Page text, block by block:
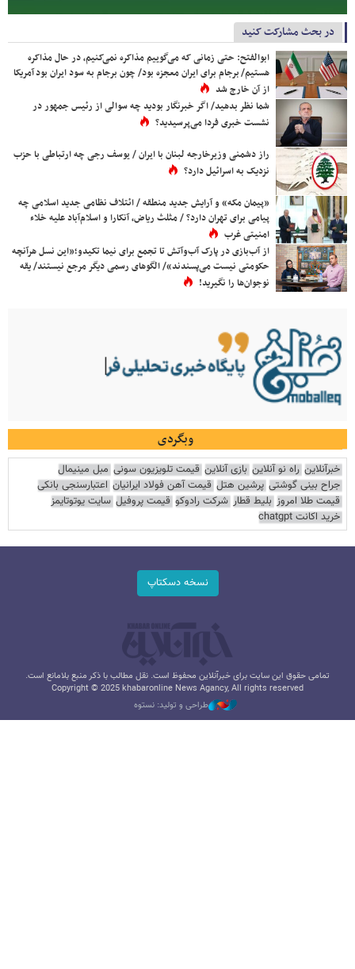
در بحث مشارکت کنید
ابوالفتح: حتی زمانی که می‌گوییم مذاکره نمی‌کنیم، در حال مذاکره
هستیم/ برجام برای ایران معجزه بود/ چون برجام به سود ایران بود آمریکا
از آن خارج شد
شما نظر بدهید/ اگر خبرنگار بودید چه سوالی از رئیس جمهور در
نشست خبری فردا می‌پرسیدید؟
راز دشمنی وزیرخارجه لبنان با ایران / یوسف رجی چه ارتباطی با حزب
نزدیک به اسرائیل دارد؟
«پیمان مکه» و آرایش جدید منطقه / ائتلاف نظامی جدید اسلامی چه
پیامی برای تهران دارد؟ / مثلث ریاض، آنکارا و اسلام‌آباد علیه خلاء
امنیتی غرب
از آب‌بازی در پارک آب‌وآتش تا تجمع برای نیما تکیدو؛«این نسل هرآنچه
حکومتی نیست می‌پسندند»/ الگوهای رسمی دیگر مرجع نیستند/ یقه
نوجوان‌ها را نگیرید!
وبگردی
خبرآنلاین راه نو آنلاین بازی آنلاین قیمت تلویزیون سونی مبل مینیمال
جراح بینی گوشتی پرشین هتل قیمت آهن فولاد ایرانیان اعتبارسنجی بانکی
قیمت طلا امروز بلیط قطار شرکت رادوکو قیمت پروفیل سایت یوتوتایمز
خرید اکانت chatgpt
نسخه دسکتاپ
تمامی حقوق این سایت برای خبرآنلاین محفوظ است. نقل مطالب با ذکر منبع بلامانع است.
Copyright © 2025 khabaronline News Agancy, All rights reserved
طراحی و تولید: نستوه